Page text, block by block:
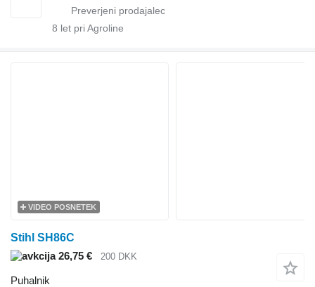
8 let pri Agroline
VIDEO POSNETEK
Stihl SH86C
26,75 €
200 DKK
Puhalnik